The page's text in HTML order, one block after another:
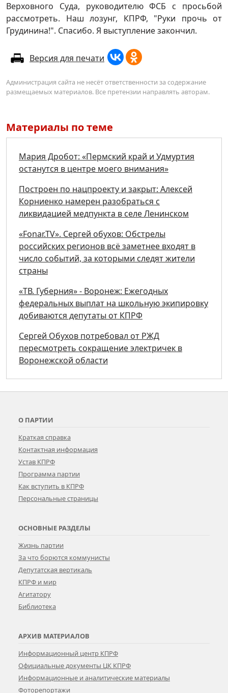
Верховного Суда, руководителю ФСБ с просьбой
рассмотреть. Наш лозунг, КПРФ, "Руки прочь от
Грудинина!". Спасибо. Я выступление закончил.
Версия для печати
Администрация сайта не несёт ответственности за содержание
размещаемых материалов. Все претензии направлять авторам.
Материалы по теме
Мария Дробот: «Пермский край и Удмуртия
останутся в центре моего внимания»
Построен по нацпроекту и закрыт: Алексей
Корниенко намерен разобраться с
ликвидацией медпункта в селе Ленинском
«Fonar.TV». Сергей обухов: Обстрелы
российских регионов всё заметнее входят в
число событий, за которыми следят жители
страны
«ТВ. Губерния» - Воронеж: Ежегодных
федеральных выплат на школьную экипировку
добиваются депутаты от КПРФ
Сергей Обухов потребовал от РЖД
пересмотреть сокращение электричек в
Воронежской области
О ПАРТИИ
Краткая справка
Контактная информация
Устав КПРФ
Программа партии
Как вступить в КПРФ
Персональные страницы
ОСНОВНЫЕ РАЗДЕЛЫ
Жизнь партии
За что борются коммунисты
Депутатская вертикаль
КПРФ и мир
Агитатору
Библиотека
АРХИВ МАТЕРИАЛОВ
Информационный центр КПРФ
Официальные документы ЦК КПРФ
Информационные и аналитические материалы
Фоторепортажи